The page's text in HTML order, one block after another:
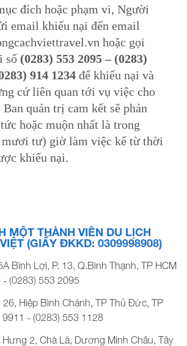
đích hoặc phạm vi, Người
email khiếu nại đến email
hoặc gọi
số (0283) 553 2095 – (0283)
914 1234 để khiếu nại và
cứ liên quan tới vụ việc cho
quản trị cam kết sẽ phản
hoặc muộn nhất là trong
mươi tư) giờ làm việc kể từ thời
khiếu nại.
MỘT THÀNH VIÊN DU LỊCH
(GIẤY ĐKKD: 0309998908)
Bình Lợi, P. 13, Q.Bình Thạnh, TP HCM
- (0283) 553 2095
Hiệp Bình Chánh, TP Thủ Đức, TP
- (0283) 553 1128
Hưng 2, Chà Là, Dương Minh Châu, Tây